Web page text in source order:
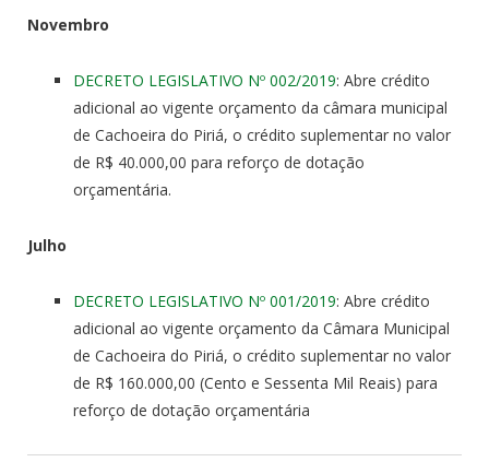
Novembro
DECRETO LEGISLATIVO Nº 002/2019: Abre crédito
adicional ao vigente orçamento da câmara municipal
de Cachoeira do Piriá, o crédito suplementar no valor
de R$ 40.000,00 para reforço de dotação
orçamentária.
Julho
DECRETO LEGISLATIVO Nº 001/2019: Abre crédito
adicional ao vigente orçamento da Câmara Municipal
de Cachoeira do Piriá, o crédito suplementar no valor
de R$ 160.000,00 (Cento e Sessenta Mil Reais) para
reforço de dotação orçamentária